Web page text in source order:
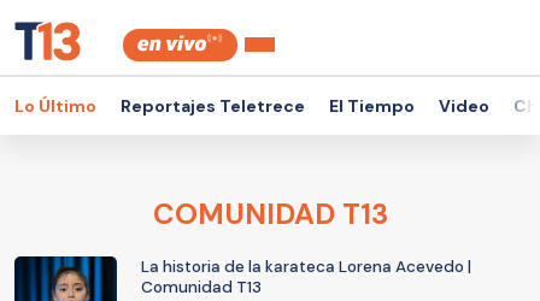
Lo Último Reportajes Teletrece El Tiempo Video
COMUNIDAD T13
La historia de la karateca Lorena Acevedo |
Comunidad T13